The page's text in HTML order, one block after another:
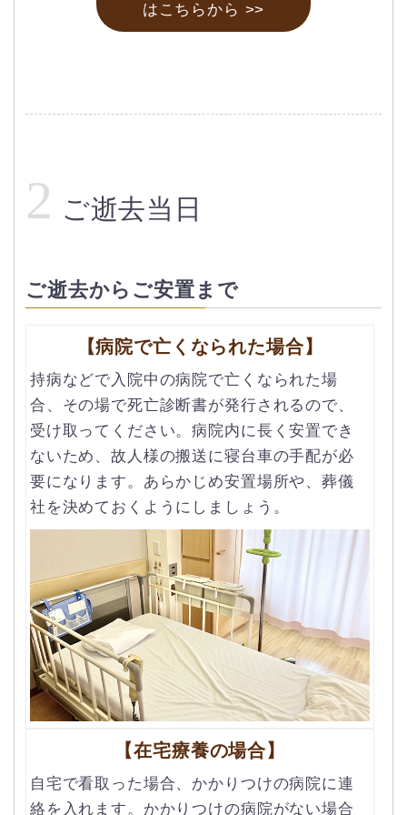
はこちらから >>
2 ご逝去当日
ご逝去からご安置まで
【病院で亡くなられた場合】
持病などで入院中の病院で亡くなられた場
合、その場で死亡診断書が発行されるので、
受け取ってください。病院内に長く安置でき
ないため、故人様の搬送に寝台車の手配が必
要になります。あらかじめ安置場所や、葬儀
社を決めておくようにしましょう。
【在宅療養の場合】
自宅で看取った場合、かかりつけの病院に連
絡を入れます。かかりつけの病院がない場合